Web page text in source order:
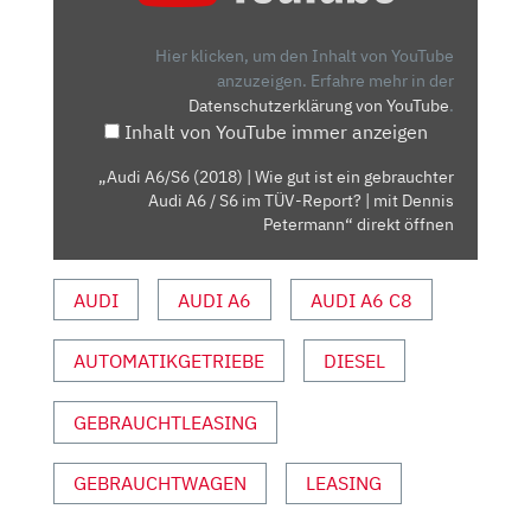
GEBRAUCHTER
S6
IM
TÜV-
REPORT?
MIT
DENNIS
PETERMANN“
Hier klicken, um den Inhalt von YouTube
anzuzeigen. Erfahre mehr in der
Datenschutzerklärung von YouTube.
Inhalt von YouTube immer anzeigen
„Audi A6/S6 (2018) | Wie gut ist ein gebrauchter
Audi A6 / S6 im TÜV-Report? | mit Dennis
Petermann“ direkt öffnen
AUDI AUDI A6 AUDI A6 C8
AUTOMATIKGETRIEBE DIESEL
GEBRAUCHTLEASING
GEBRAUCHTWAGEN LEASING